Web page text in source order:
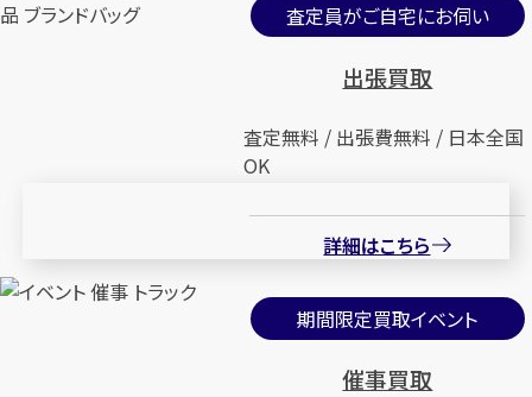
査定員がご自宅にお伺い
出張買取
査定無料 / 出張費無料 / 日本全国
OK
詳細はこちら
期間限定買取イベント
催事買取